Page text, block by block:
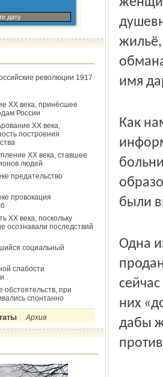
дату
революции 1917
ХХ века, принёсшее
России
ХХ века,
построения
ХХ века, ставшее
людей
предательство
провокация
ХХ века, поскольку
осознавали последствий
социальный
слабости
обстоятельств, при
спонтанно
Архив
жильё,
имя
Как
были
Одна
них
дабы